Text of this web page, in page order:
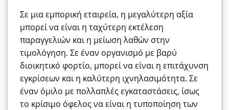
Σε μια εμπορική εταιρεία, η μεγαλύτερη αξία
μπορεί να είναι η ταχύτερη εκτέλεση
παραγγελιών και η μείωση λαθών στην
τιμολόγηση. Σε έναν οργανισμό με βαρύ
διοικητικό φορτίο, μπορεί να είναι η επιτάχυνση
εγκρίσεων και η καλύτερη ιχνηλασιμότητα. Σε
έναν όμιλο με πολλαπλές εγκαταστάσεις, ίσως
το κρίσιμο όφελος να είναι η τυποποίηση των